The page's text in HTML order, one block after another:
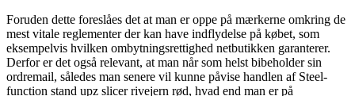
Foruden dette foreslåes det at man er oppe på mærkerne omkring de
mest vitale reglementer der kan have indflydelse på købet, som
eksempelvis hvilken ombytningsrettighed netbutikken garanterer.
Derfor er det også relevant, at man når som helst bibeholder sin
ordremail, således man senere vil kunne påvise handlen af Steel-
function stand upz slicer rivejern rød, hvad end man er på